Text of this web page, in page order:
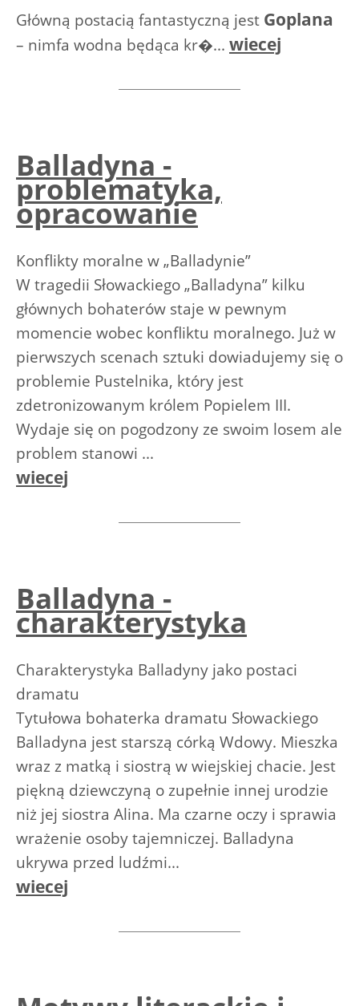
Główną postacią fantastyczną jest Goplana
– nimfa wodna będąca kr�... wiecej
Balladyna -
problematyka,
opracowanie
Konflikty moralne w „Balladynie”
W tragedii Słowackiego „Balladyna” kilku
głównych bohaterów staje w pewnym
momencie wobec konfliktu moralnego. Już w
pierwszych scenach sztuki dowiadujemy się o
problemie Pustelnika, który jest
zdetronizowanym królem Popielem III.
Wydaje się on pogodzony ze swoim losem ale
problem stanowi ...
wiecej
Balladyna -
charakterystyka
Charakterystyka Balladyny jako postaci
dramatu
Tytułowa bohaterka dramatu Słowackiego
Balladyna jest starszą córką Wdowy. Mieszka
wraz z matką i siostrą w wiejskiej chacie. Jest
piękną dziewczyną o zupełnie innej urodzie
niż jej siostra Alina. Ma czarne oczy i sprawia
wrażenie osoby tajemniczej. Balladyna
ukrywa przed ludźmi...
wiecej